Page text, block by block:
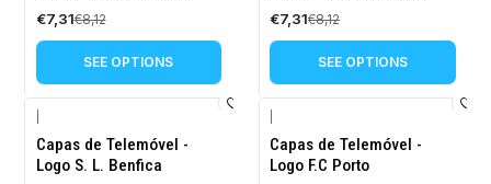
€7,31€8,12
SEE OPTIONS
€7,31€8,12
SEE OPTIONS
-10%
OFF
Capas de Telemóvel -
Logo S. L. Benfica
-10%
OFF
Capas de Telemóvel -
Logo F.C Porto